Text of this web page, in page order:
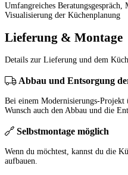
Umfangreiches Beratungsgespräch,
Visualisierung der Küchenplanung
Lieferung & Montage
Details zur Lieferung und dem
Abbau und Entsorgung
Bei einem Modernisierungs-
Wunsch auch den Abbau und die
Selbstmontage möglich
Wenn du möchtest, kannst du die
aufbauen.